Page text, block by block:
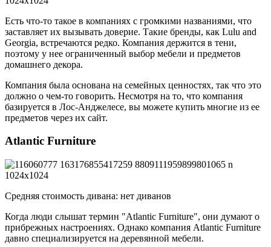
Есть что-то такое в компаниях с громкими названиями, что
заставляет их вызывать доверие. Такие бренды, как Lulu and
Georgia, встречаются редко. Компания держится в тени,
поэтому у нее ограниченный выбор мебели и предметов
домашнего декора.
Компания была основана на семейных ценностях, так что это
должно о чем-то говорить. Несмотря на то, что компания
базируется в Лос-Анджелесе, вы можете купить многие из ее
предметов через их сайт.
Atlantic Furniture
Средняя стоимость дивана: нет диванов
Когда люди слышат термин "Atlantic Furniture", они думают о
прибрежных настроениях. Однако компания Atlantic Furniture
давно специализируется на деревянной мебели.